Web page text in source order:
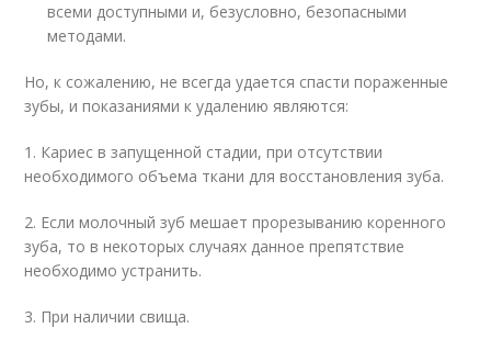
всеми доступными и, безусловно, безопасными
методами.
Но, к сожалению, не всегда удается спасти пораженные
зубы, и показаниями к удалению являются:
1. Кариес в запущенной стадии, при отсутствии
необходимого объема ткани для восстановления зуба.
2. Если молочный зуб мешает прорезыванию коренного
зуба, то в некоторых случаях данное препятствие
необходимо устранить.
3. При наличии свища.